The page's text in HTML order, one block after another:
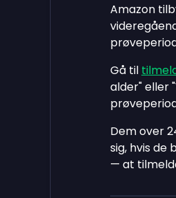
Amazon
Gå til
alder" eller
Dem over
sig, hvis de
— at